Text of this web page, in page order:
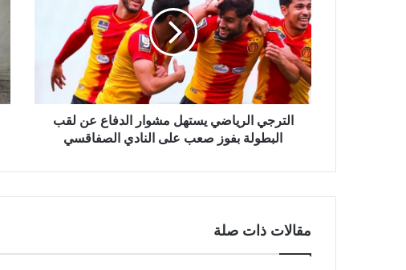
الترجي الرياضي يستهل مشوار الدفاع عن لقب
البطولة بفوز صعب على النادي الصفاقسي
مقالات ذات صلة